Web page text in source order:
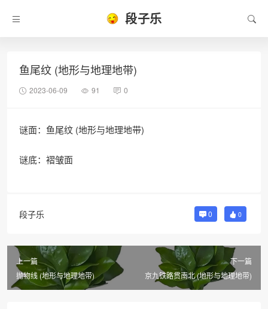
段子乐
鱼尾纹 (地形与地理地带)
2023-06-09 91 0
谜面：鱼尾纹 (地形与地理地带)
谜底：褶皱面
段子乐 0 0
上一篇
抛物线 (地形与地理地带)
下一篇
京九铁路贯南北 (地形与地理地带)